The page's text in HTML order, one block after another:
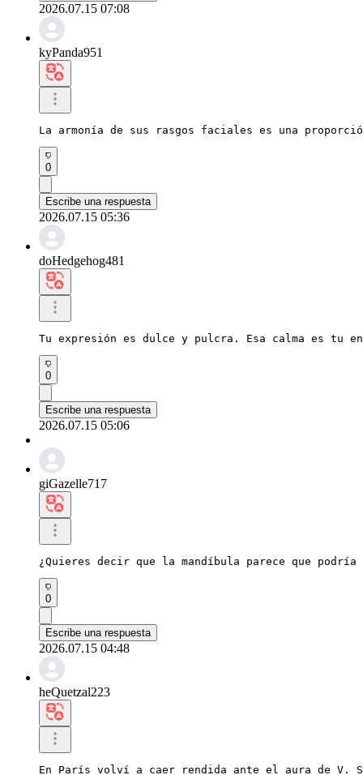
2026.07.15 07:08
kyPanda951
La armonía de sus rasgos faciales es una
0
Escribe una respuesta
2026.07.15 05:36
doHedgehog481
Tu expresión es dulce y pulcra. Esa calma es tu
0
Escribe una respuesta
2026.07.15 05:06
giGazelle717
¿Quieres decir que la mandíbula parece que
0
Escribe una respuesta
2026.07.15 04:48
heQuetzal223
En París volví a caer rendida ante el aura de V.